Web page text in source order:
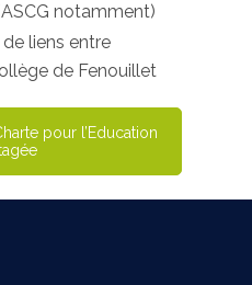
notamment)
liens entre
de Fenouillet
pour l’Education